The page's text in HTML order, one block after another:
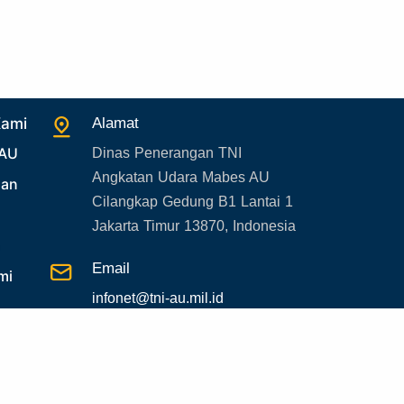
30. Organisasi TNI
31. SPAM
32. Agenda KASAU
33. Agenda Presiden
34. Agenda Kabupaten/Kota
35. Gangguan bandara
36. Kecelakaan pesawat TNI
Alamat
Dinas Penerangan TNI
Angkatan Udara Mabes AU
Cilangkap Gedung B1 Lantai 1
Jakarta Timur 13870, Indonesia
Email
infonet@tni-au.mil.id